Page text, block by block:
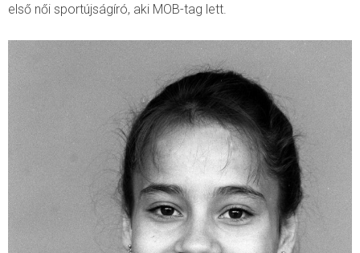
első női sportújságíró, aki MOB-tag lett.